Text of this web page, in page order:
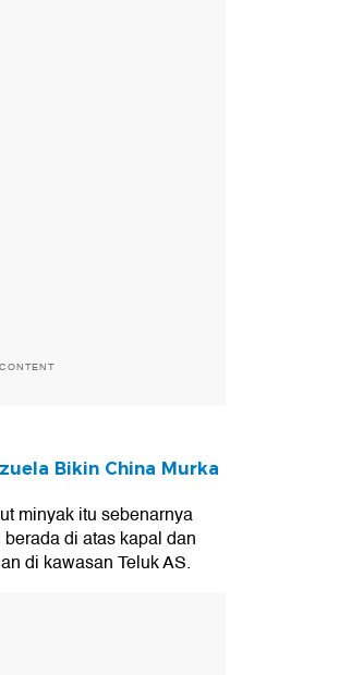
Bikin China Murka
minyak itu sebenarnya
di atas kapal dan
di kawasan Teluk AS.